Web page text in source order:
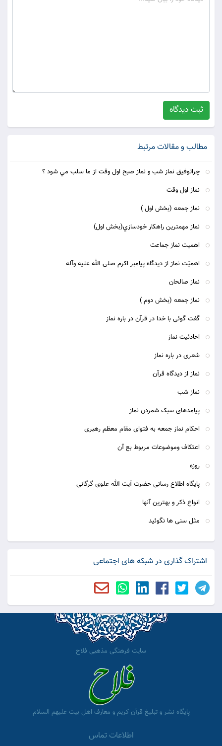
ثبت دیدگاه
مطالب و مقالات مرتبط
چراتوفيق نماز شب و نماز صبح اول وقت از ما سلب مي شود ؟
نماز اول وقت
نماز جمعه (بخش اول )
نماز مهمترين راهكار خودسازي(بخش اول)
اهمیت نماز جماعت
اهمیّت نماز از دیدگاه پیامبر اکرم صلی الله علیه وآله
نماز صالحان
نماز جمعه (بخش دوم )
گفت گوئی با خدا در قرآن در باره نماز
احادئیث نماز
شعری در باره نماز
نماز از دیدگاه قرآن
نماز شب
پیامدهای سبک شمردن نماز
احکام نماز جمعه به فتوای مقام معظم رهبری
اعتکاف وموضوعات مربوط بع آن
روزه
پایگاه اطلاع رسانی حضرت آیت الله علوی گرگانی
انواع ذکر و بهترین آنها
مثل سنی ها نگوئید
اشتراک گذاری در شبکه های اجتماعی
سایت فرهنگی مذهبی فلاح
پایگاه نشر و تبلیغ قرآن کریم و معارف اهل بیت علیهم السلام
اطلاعات تماس